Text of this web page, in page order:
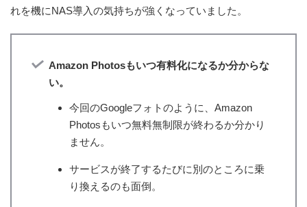
れを機にNAS導入の気持ちが強くなっていました。
Amazon Photosもいつ有料化になるか分からな
い。
今回のGoogleフォトのように、Amazon
Photosもいつ無料無制限が終わるか分かり
ません。
サービスが終了するたびに別のところに乗
り換えるのも面倒。